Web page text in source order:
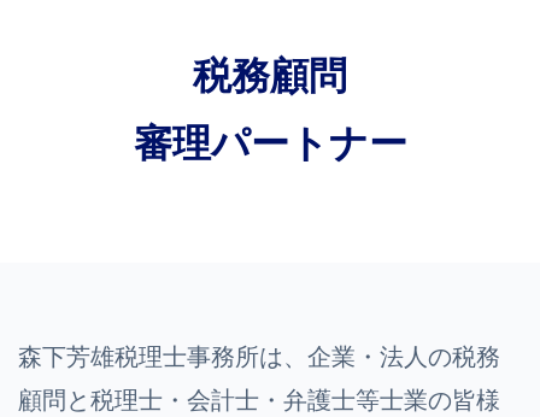
税務顧問
審理パートナー
森下芳雄税理士事務所は、企業・法人の税務
顧問と税理士・会計士・弁護士等士業の皆様